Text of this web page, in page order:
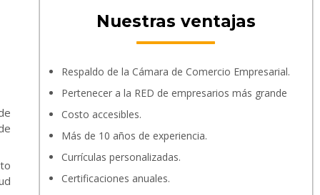
Nuestras ventajas
Respaldo de la Cámara de Comercio Empresarial.
Pertenecer a la RED de empresarios más grande
Costo accesibles.
Más de 10 años de experiencia.
Currículas personalizadas.
Certificaciones anuales.